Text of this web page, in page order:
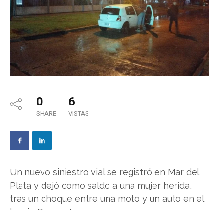
0
SHARE
6
VISTAS
Un nuevo siniestro vial se registró en Mar del
Plata y dejó como saldo a una mujer herida,
tras un choque entre una moto y un auto en el